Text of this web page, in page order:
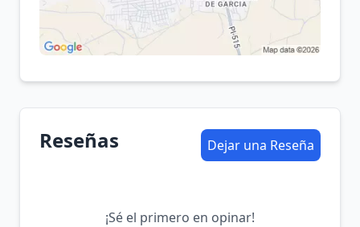
Reseñas Dejar una Reseña
¡Sé el primero en opinar!